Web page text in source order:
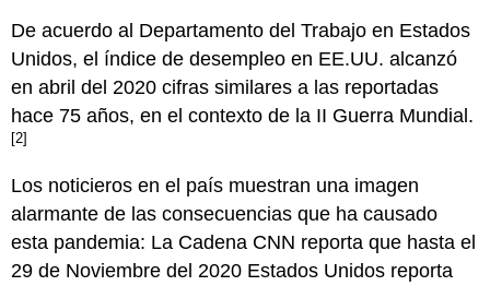
infantil
mientras
conciencia
sobre
del
cuidado
Guíe
a
De acuerdo al Departamento del Trabajo en Estados
Unidos, el índice de desempleo en EE.UU. alcanzó
en abril del 2020 cifras similares a las reportadas
hace 75 años, en el contexto de la II Guerra Mundial.
[2]
Los noticieros en el país muestran una imagen
alarmante de las consecuencias que ha causado
esta pandemia: La Cadena CNN reporta que hasta el
29 de Noviembre del 2020 Estados Unidos reporta